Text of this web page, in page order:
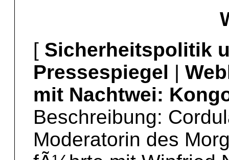
[ Sicherheitspolitik
Pressespiegel |
mit Nachtwei:
Beschreibung:
Moderatorin des